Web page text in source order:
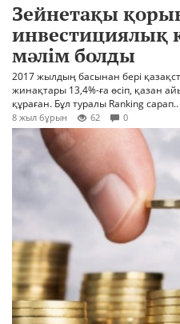
Зейнетақы
инвестициялық
мәлім болды
2017 жылдың басынан бері
жинақтары 13,4%-ға өсіп, қазан
құраған. Бұл туралы Ranking сарап..
8 жыл бұрын 62 0